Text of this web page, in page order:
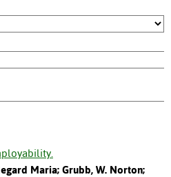
Maria; Grubb, W. Norton;